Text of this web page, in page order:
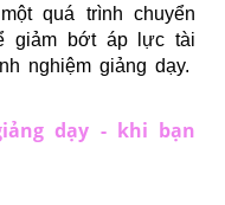
quá trình chuyển
giảm bớt áp lực tài
nghiệm giảng dạy.
dạy - khi bạn